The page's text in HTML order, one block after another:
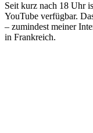
Seit kurz nach 18 Uhr
YouTube verfügbar.
– zumindest meiner
in Frankreich.